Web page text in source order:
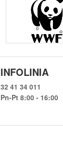
INFOLINIA
32 41 34 011
Pn-Pt 8:00 - 16:00